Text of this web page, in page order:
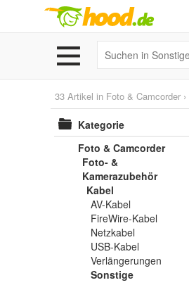
33 Artikel in Foto & Camcorder ›
Kategorie
Foto & Camcorder
Foto- &
Kamerazubehör
Kabel
AV-Kabel
FireWire-Kabel
Netzkabel
USB-Kabel
Verlängerungen
Sonstige